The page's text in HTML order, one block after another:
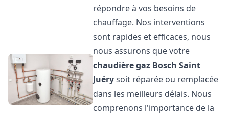
répondre à vos besoins de
chauffage. Nos interventions
sont rapides et efficaces, nous
nous assurons que votre
chaudière gaz Bosch Saint
Juérysoit réparée ou remplacée
dans les meilleurs délais. Nous
comprenons l'importance de la